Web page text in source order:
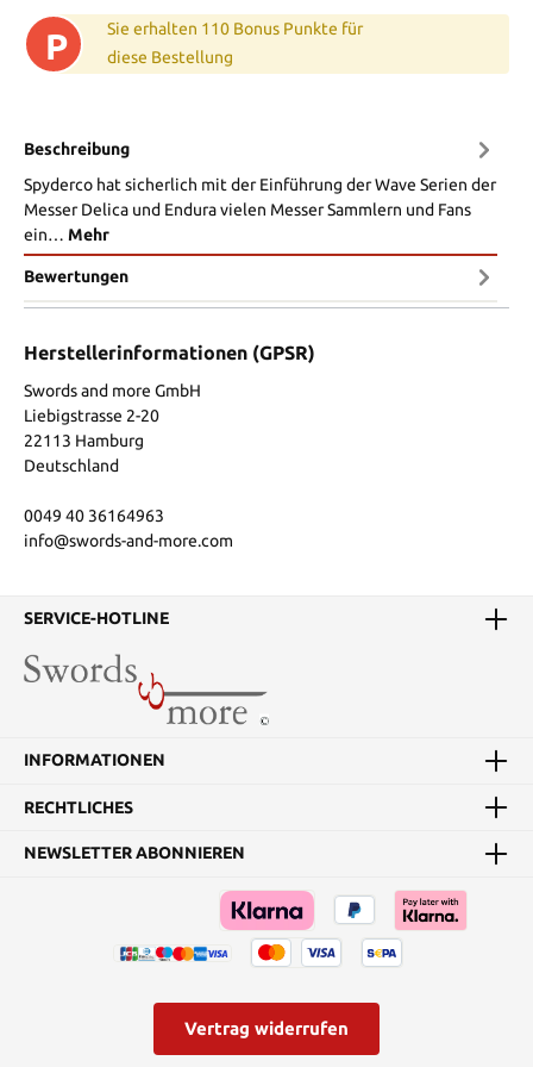
P
Sie erhalten 110 Bonus Punkte für
diese Bestellung
Beschreibung
Spyderco hat sicherlich mit der Einführung der Wave Serien der
Messer Delica und Endura vielen Messer Sammlern und Fans
ein… Mehr
Bewertungen
Herstellerinformationen (GPSR)
Swords and more GmbH
Liebigstrasse 2-20
22113 Hamburg
Deutschland
0049 40 36164963
info@swords-and-more.com
SERVICE-HOTLINE
INFORMATIONEN
RECHTLICHES
NEWSLETTER ABONNIEREN
Vertrag widerrufen